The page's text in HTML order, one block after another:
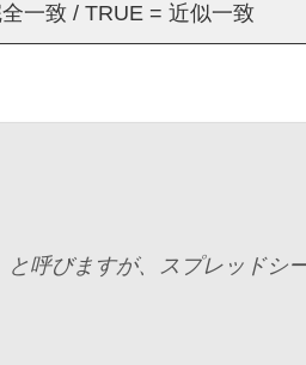
一致 / TRUE = 近似一致
呼びますが、スプレッド